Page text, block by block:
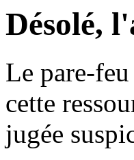
Désolé,
Le pare-
cette
jugée